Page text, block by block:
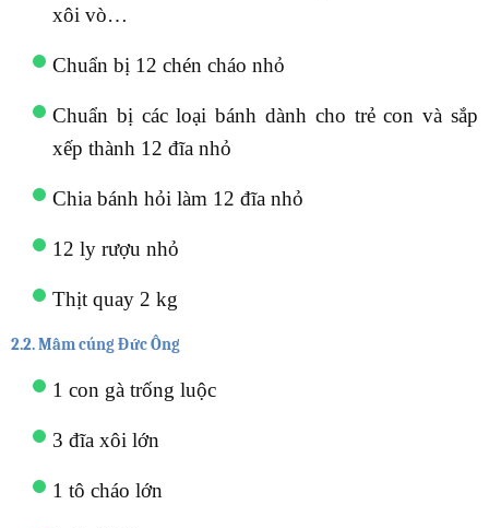
xôi vò…
Chuẩn bị 12 chén cháo nhỏ
Chuẩn bị các loại bánh dành cho trẻ con và sắp
xếp thành 12 đĩa nhỏ
Chia bánh hỏi làm 12 đĩa nhỏ
12 ly rượu nhỏ
Thịt quay 2 kg
2.2. Mâm cúng Đức Ông
1 con gà trống luộc
3 đĩa xôi lớn
1 tô cháo lớn